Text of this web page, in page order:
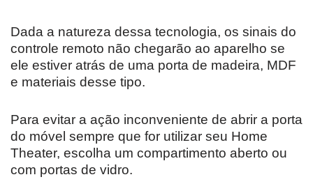
Dada a natureza dessa tecnologia, os sinais do
controle remoto não chegarão ao aparelho se
ele estiver atrás de uma porta de madeira, MDF
e materiais desse tipo.
Para evitar a ação inconveniente de abrir a porta
do móvel sempre que for utilizar seu Home
Theater, escolha um compartimento aberto ou
com portas de vidro.